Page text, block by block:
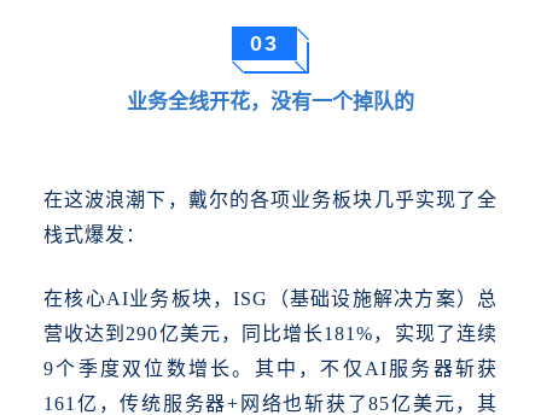
03
业务全线开花，没有一个掉队的
在这波浪潮下，戴尔的各项业务板块几乎实现了全
栈式爆发：
在核心AI业务板块，ISG（基础设施解决方案）总
营收达到290亿美元，同比增长181%，实现了连续
9个季度双位数增长。其中，不仅AI服务器斩获
161亿，传统服务器+网络也斩获了85亿美元，其